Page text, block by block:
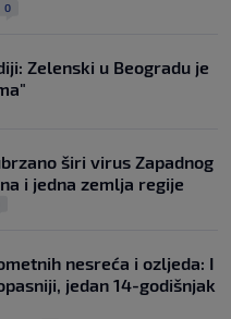
0
Zelenski u Beogradu je
širi virus Zapadnog
i jedna zemlja regije
nesreća i ozljeda: I
jedan 14-godišnjak